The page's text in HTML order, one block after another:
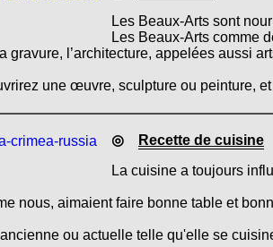
Les Beaux-Arts sont
Les Beaux-Arts comme
gravure, l’architecture, appelées aussi
une œuvre, sculpture ou peinture,
◎
Recette de cuisine
La cuisine a toujours
nous, aimaient faire bonne table et
ou actuelle telle qu'elle se